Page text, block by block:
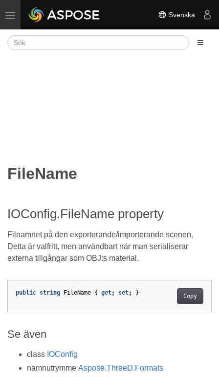
Växla navigering Svenska
FileName
IOConfig.FileName property
Filnamnet på den exporterande/importerande scenen.
Detta är valfritt, men användbart när man serialiserar
externa tillgångar som OBJ:s material.
Copy
public string FileName { get; set; }
Se även
class IOConfig
namnutrymme Aspose.ThreeD.Formats